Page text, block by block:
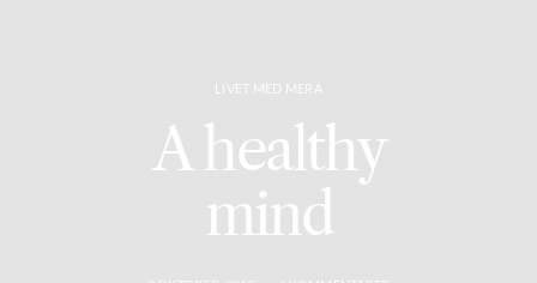
LIVET MED MERA
A healthy
mind